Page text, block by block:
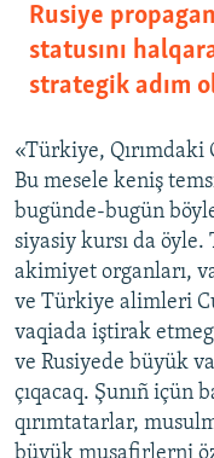
Rusiye
statusını
strategik adım
«Türkiye, Qırımdaki
Bu mesele keniş
bugünde-bugün
siyasiy kursı da
akimiyet organları,
ve Türkiye alimleri
vaqiada iştirak
ve Rusiyede büyük
çıqacaq. Şunıñ içün
qırımtatarlar,